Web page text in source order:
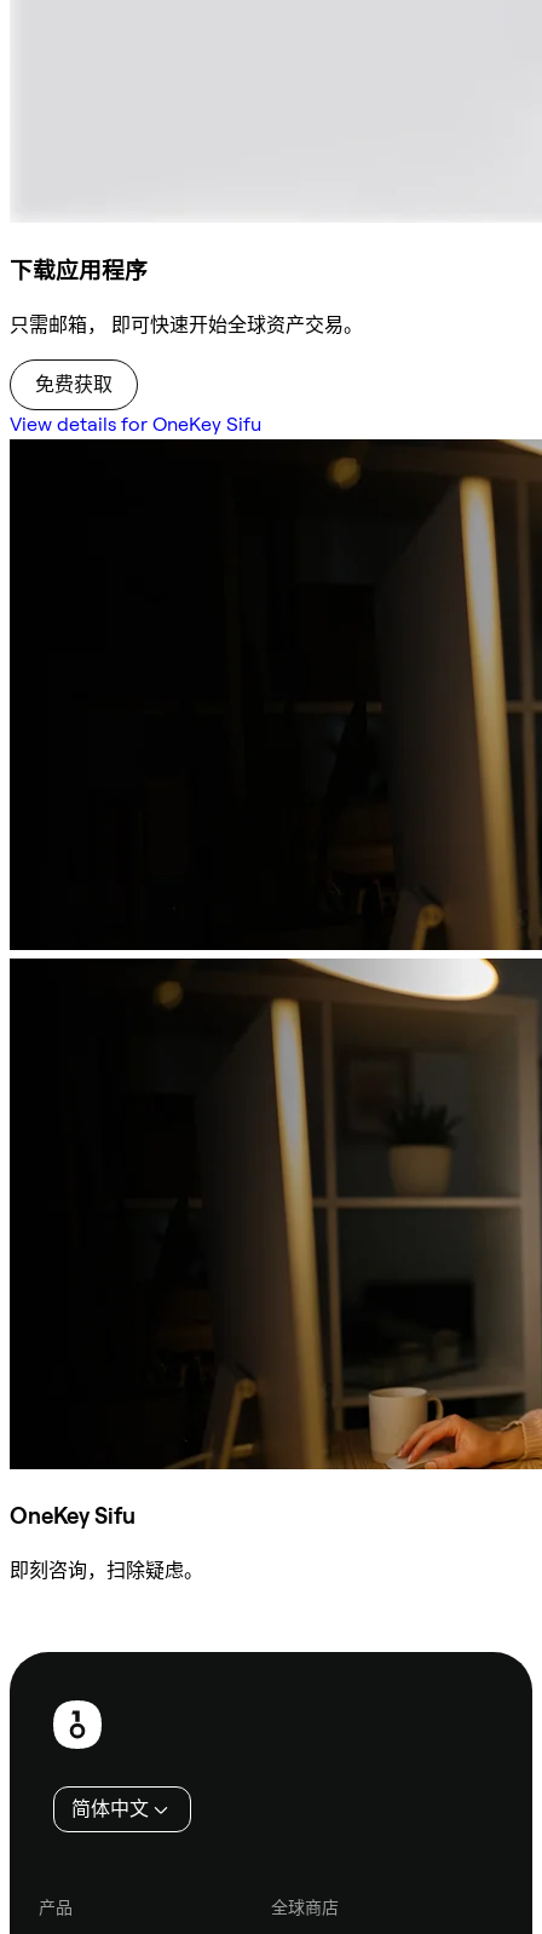
下载应用程序
只需邮箱， 即可快速开始全球资产交易。
免费获取
View details for OneKey Sifu
OneKey Sifu
即刻咨询，扫除疑虑。
页
简体中文
产品
全球商店